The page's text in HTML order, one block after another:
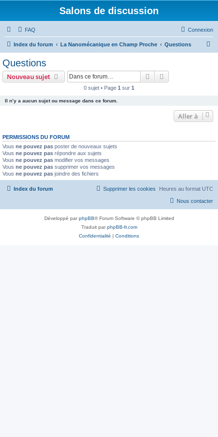
Salons de discussion
FAQ Connexion
Index du forum La Nanomécanique en Champ Proche Questions
Questions
Nouveau sujet Rechercher
0 sujet • Page 1 sur 1
Il n’y a aucun sujet ou message dans ce forum.
Aller à
PERMISSIONS DU FORUM
Vous ne pouvez pas poster de nouveaux sujets
Vous ne pouvez pas répondre aux sujets
Vous ne pouvez pas modifier vos messages
Vous ne pouvez pas supprimer vos messages
Vous ne pouvez pas joindre des fichiers
Index du forum Heures au format UTC
Supprimer les cookies
Nous contacter
Développé parphpBB® Forum Software © phpBB Limited
Traduit parphpBB-fr.com
Confidentialité | Conditions